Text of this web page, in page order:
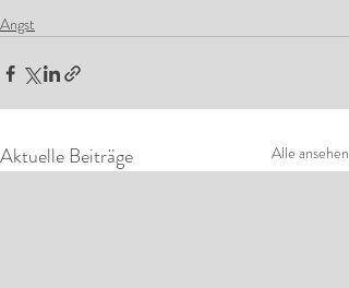
Angst
Aktuelle Beiträge Alle ansehen